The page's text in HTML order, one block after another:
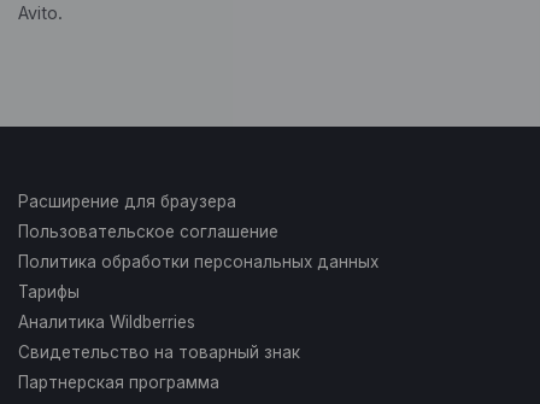
Avito.
Расширение для браузера
Пользовательское соглашение
Политика обработки персональных данных
Тарифы
Аналитика Wildberries
Свидетельство на товарный знак
Партнерская программа